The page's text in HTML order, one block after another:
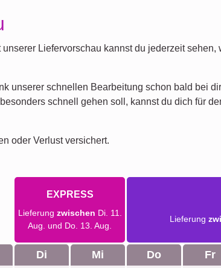
Liefervorschau kannst du jederzeit
unserer schnellen Bearbeitung schon bald bei
schnell gehen soll, kannst du dich für
oder Verlust versichert.
EXPRESS
Lieferung zwischen Di. 11.
Aug. und Do. 13. Aug.
Lieferung
Di Mi Do Fr